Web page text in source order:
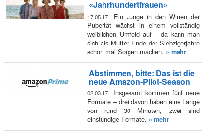
«Jahrhundertfrauen»
17.05.17
Ein Junge in den Wirren der
Pubertät wächst in einem vollständig
weiblichen Umfeld auf – da kann man
sich als Mutter Ende der Siebzigerjahre
schon mal Sorgen machen. » mehr
Abstimmen, bitte: Das ist die
neue Amazon-Pilot-Season
02.03.17
Insgesamt kommen fünf neue
Formate – drei davon haben eine Länge
von rund 30 Minuten, zwei sind
einstündige Formate. » mehr